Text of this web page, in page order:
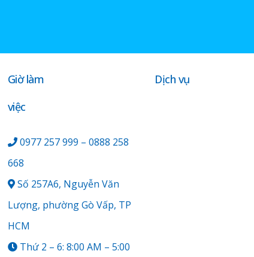
Giờ làm
việc
0977 257 999 – 0888 258
668
Số 257A6, Nguyễn Văn
Lượng, phường Gò Vấp, TP
HCM
Thứ 2 – 6: 8:00 AM – 5:00
Dịch vụ